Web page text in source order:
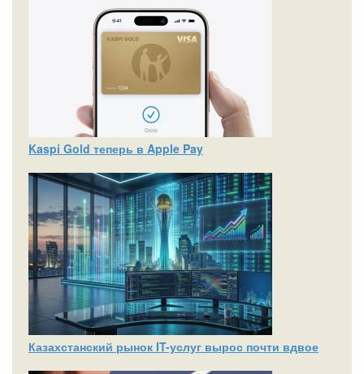
Kaspi Gold теперь в Apple Pay
Казахстанский рынок IT-услуг вырос почти вдвое